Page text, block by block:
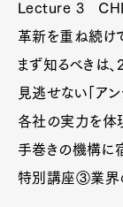
Lecture 3
革新を重ね続け
まず知るべきは
見逃せない「アン
各社の実力を体
手巻きの機構に
特別講座③業界